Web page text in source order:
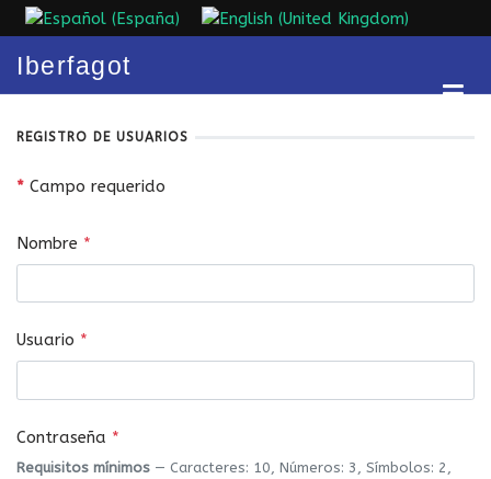
Seleccione su idioma
Iberfagot
REGISTRO DE USUARIOS
* Campo requerido
Nombre *
Usuario *
Contraseña *
Requisitos mínimos — Caracteres: 10, Números: 3, Símbolos: 2,